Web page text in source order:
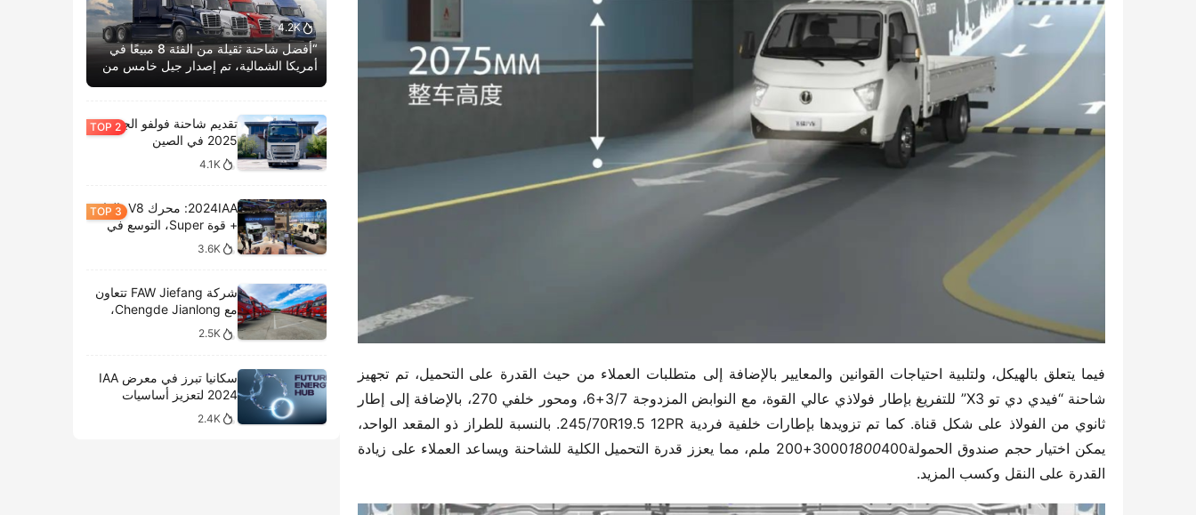
يمكن اختيار حجم صندوق الحمولة3000
1800
القدرة على النقل وكسب المزيد.
4.2K
“أفضل شاحنة ثقيلة من الفئة 8 مبيعًا في
أمريكا الشمالية، تم إصدار جيل خامس من
تقديم شاحنة فولفو الجديدة
2025 في الصين
4.1K
2024IAA: محرك V8، الغاز
+ قوة Super، التوسع في
الطرازات الكهربائية،
وتحليل المعروضات الداخلية
3.6K
شركة FAW Jiefang تتعاون
مع Chengde Jianlong،
وتكشف النقاب عن تسليم
2.5K
سكانيا تبرز في معرض IAA
2024 لتعزيز أساسيات
النقل المستدام
2.4K